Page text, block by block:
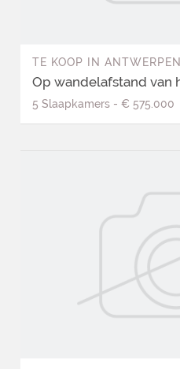
TE KOOP IN ANTWERPEN
5 Slaapkamers- € 575.000